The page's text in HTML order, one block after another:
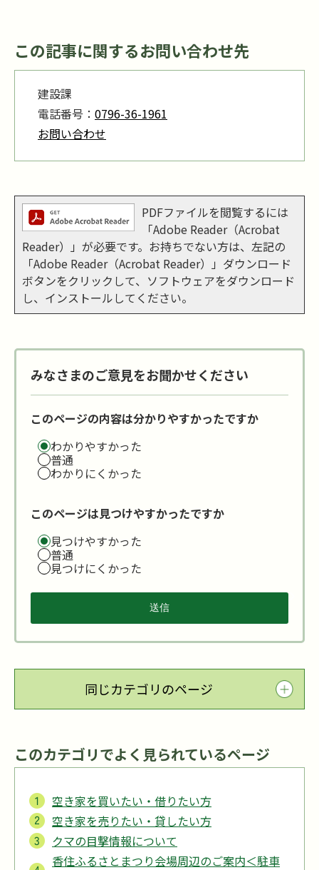
この記事に関するお問い合わせ先
建設課
電話番号： 0796-36-1961
お問い合わせ
PDFファイルを閲覧するには
「Adobe Reader（Acrobat
Reader）」が必要です。お持ちでない方は、左記の
「Adobe Reader（Acrobat Reader）」ダウンロード
ボタンをクリックして、ソフトウェアをダウンロード
し、インストールしてください。
みなさまのご意見をお聞かせください
このページの内容は分かりやすかったですか
わかりやすかった
普通
わかりにくかった
このページは見つけやすかったですか
見つけやすかった
普通
見つけにくかった
同じカテゴリのページ
このカテゴリでよく見られているページ
空き家を買いたい・借りたい方
空き家を売りたい・貸したい方
クマの目撃情報について
香住ふるさとまつり会場周辺のご案内＜駐車